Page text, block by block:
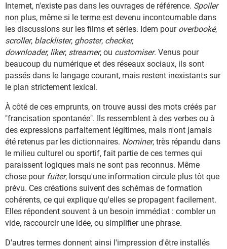
Internet, n'existe pas dans les ouvrages de référence. Spoiler
non plus, même si le terme est devenu incontournable dans
les discussions sur les films et séries. Idem pour overbooké,
scroller, blacklister, ghoster, checker,
downloader, liker, streamer, ou customiser. Venus pour
beaucoup du numérique et des réseaux sociaux, ils sont
passés dans le langage courant, mais restent inexistants sur
le plan strictement lexical.
À côté de ces emprunts, on trouve aussi des mots créés par
"francisation spontanée". Ils ressemblent à des verbes ou à
des expressions parfaitement légitimes, mais n'ont jamais
été retenus par les dictionnaires. Nominer, très répandu dans
le milieu culturel ou sportif, fait partie de ces termes qui
paraissent logiques mais ne sont pas reconnus. Même
chose pour fuiter, lorsqu'une information circule plus tôt que
prévu. Ces créations suivent des schémas de formation
cohérents, ce qui explique qu'elles se propagent facilement.
Elles répondent souvent à un besoin immédiat : combler un
vide, raccourcir une idée, ou simplifier une phrase.
D'autres termes donnent ainsi l'impression d'être installés